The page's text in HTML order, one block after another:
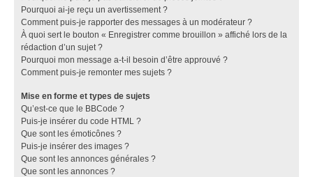
Pourquoi ai-je reçu un avertissement ?
Comment puis-je rapporter des messages à un modérateur ?
À quoi sert le bouton « Enregistrer comme brouillon » affiché lors de la
rédaction d’un sujet ?
Pourquoi mon message a-t-il besoin d’être approuvé ?
Comment puis-je remonter mes sujets ?
Mise en forme et types de sujets
Qu’est-ce que le BBCode ?
Puis-je insérer du code HTML ?
Que sont les émoticônes ?
Puis-je insérer des images ?
Que sont les annonces générales ?
Que sont les annonces ?